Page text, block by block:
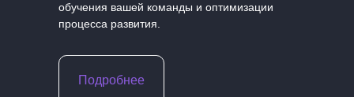
обучения вашей команды и оптимизации
процесса развития.
Подробнее